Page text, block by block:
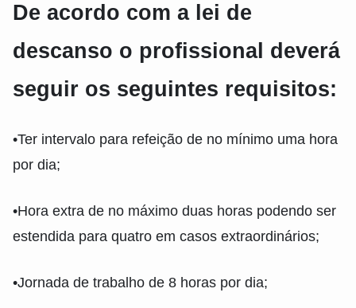
De acordo com a lei de
descanso o profissional deverá
seguir os seguintes requisitos:
•Ter intervalo para refeição de no mínimo uma hora
por dia;
•Hora extra de no máximo duas horas podendo ser
estendida para quatro em casos extraordinários;
•Jornada de trabalho de 8 horas por dia;